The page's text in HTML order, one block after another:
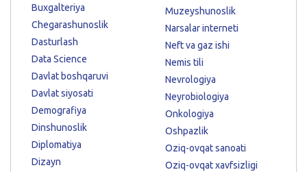
Buxgalteriya
Chegarashunoslik
Dasturlash
Data Science
Davlat boshqaruvi
Davlat siyosati
Demografiya
Dinshunoslik
Diplomatiya
Dizayn
Muzeyshunoslik
Narsalar interneti
Neft va gaz ishi
Nemis tili
Nevrologiya
Neyrobiologiya
Onkologiya
Oshpazlik
Oziq-ovqat sanoati
Oziq-ovqat xavfsizligi